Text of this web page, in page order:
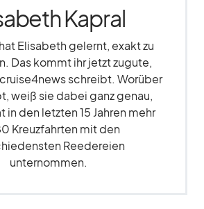
Kapral
Elisabeth gelernt, exakt zu
Das kommt ihr jetzt zugute,
schreibt. Worüber
weiß sie dabei ganz genau,
in den letzten 15 Jahren mehr
Kreuzfahrten mit den
Reedereien
unternommen.